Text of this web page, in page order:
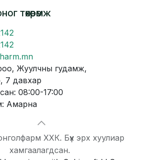
төхөөрөмж
Жуулчны гудамж,
давхар
08:00-17:00
Амарна
ХХК. Бүх эрх хуулиар
хамгаалагдсан.